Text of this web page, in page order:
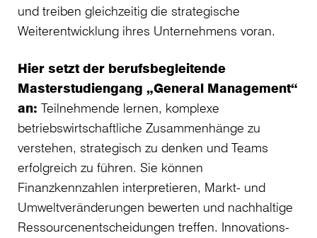
und treiben gleichzeitig die strategische
Weiterentwicklung ihres Unternehmens voran.
Hier setzt der berufsbegleitende
Masterstudiengang „General Management“
an: Teilnehmende lernen, komplexe
betriebswirtschaftliche Zusammenhänge zu
verstehen, strategisch zu denken und Teams
erfolgreich zu führen. Sie können
Finanzkennzahlen interpretieren, Markt- und
Umweltveränderungen bewerten und nachhaltige
Ressourcenentscheidungen treffen. Innovations-